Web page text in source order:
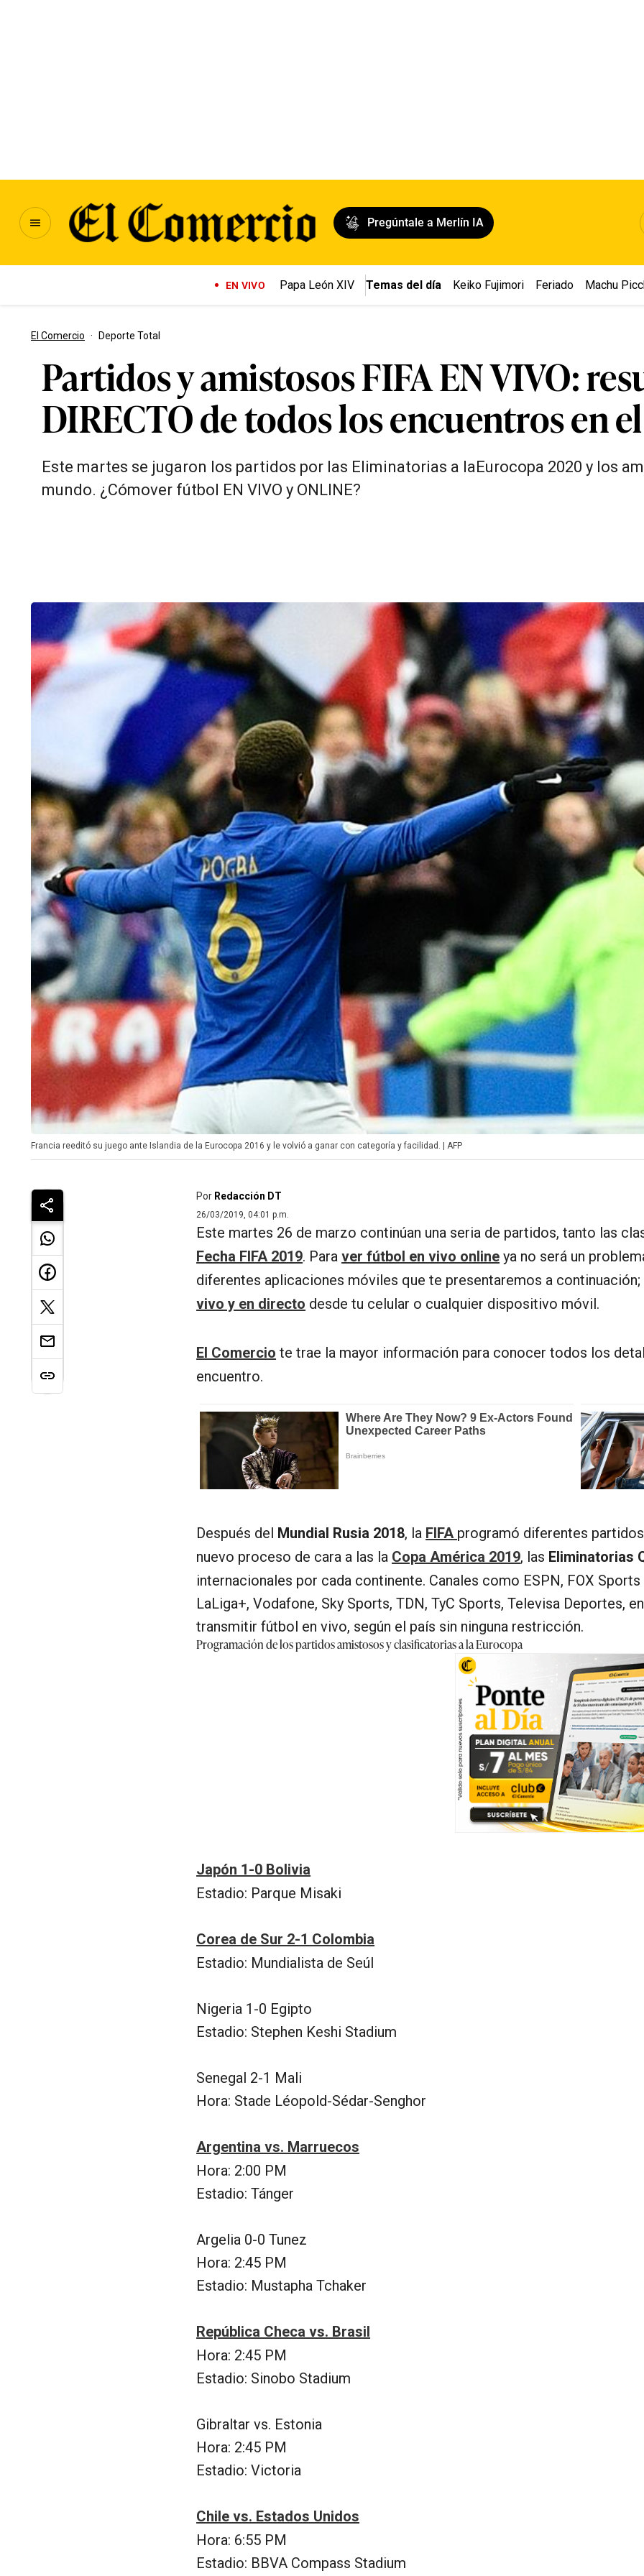
Pregúntale a Merlín IA
EN VIVO Papa León XIV Temas del día Keiko Fujimori Feriado Machu
El Comercio · Deporte Total
Partidos y amistosos FIFA EN VIVO:
DIRECTO de todos los encuentros en
Este martes se jugaron los partidos por las Eliminatorias a laEurocopa 2020 y los
mundo. ¿Cómover fútbol EN VIVO y ONLINE?
Francia reeditó su juego ante Islandia de la Eurocopa 2016 y le volvió a ganar con categoría y facilidad. | AFP
Por Redacción DT
26/03/2019, 04:01 p.m.
Este martes 26 de marzo continúan una seria de partidos, tanto las
Fecha FIFA 2019. Paraver fútbol en vivo online ya no será un
diferentes aplicaciones móviles que te presentaremos a
vivo y en directo desde tu celular o cualquier dispositivo móvil.
El Comercio te trae la mayor información para conocer todos los
encuentro.
Después del Mundial Rusia 2018, la FIFA programó diferentes
nuevo proceso de cara a las la Copa América 2019, las Eliminatorias
internacionales por cada continente. Canales como ESPN, FOX
LaLiga+, Vodafone, Sky Sports, TDN, TyC Sports, Televisa Deportes,
transmitir fútbol en vivo, según el país sin ninguna restricción.
Programación de los partidos amistosos y clasificatorias a la Eurocopa
Japón 1-0 Bolivia
Estadio: Parque Misaki
Corea de Sur 2-1 Colombia
Estadio: Mundialista de Seúl
Nigeria 1-0 Egipto
Estadio: Stephen Keshi Stadium
Senegal 2-1 Mali
Hora: Stade Léopold-Sédar-Senghor
Argentina vs. Marruecos
Hora: 2:00 PM
Estadio: Tánger
Argelia 0-0 Tunez
Hora: 2:45 PM
Estadio: Mustapha Tchaker
República Checa vs. Brasil
Hora: 2:45 PM
Estadio: Sinobo Stadium
Gibraltar vs. Estonia
Hora: 2:45 PM
Estadio: Victoria
Chile vs. Estados Unidos
Hora: 6:55 PM
Estadio: BBVA Compass Stadium